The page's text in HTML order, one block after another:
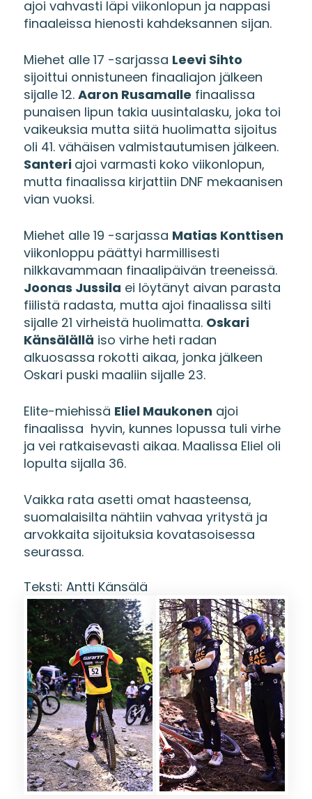
ajoi vahvasti läpi viikonlopun ja nappasi
finaaleissa hienosti kahdeksannen sijan.
Miehet alle 17 -sarjassa Leevi Sihto
sijoittui onnistuneen finaaliajon jälkeen
sijalle 12. Aaron Rusamalle finaalissa
punaisen lipun takia uusintalasku, joka toi
vaikeuksia mutta siitä huolimatta sijoitus
oli 41. vähäisen valmistautumisen jälkeen.
Santeri ajoi varmasti koko viikonlopun,
mutta finaalissa kirjattiin DNF mekaanisen
vian vuoksi.
Miehet alle 19 -sarjassa Matias Konttisen
viikonloppu päättyi harmillisesti
nilkkavammaan finaalipäivän treeneissä.
Joonas Jussila ei löytänyt aivan parasta
fiilistä radasta, mutta ajoi finaalissa silti
sijalle 21 virheistä huolimatta. Oskari
Känsälällä iso virhe heti radan
alkuosassa rokotti aikaa, jonka jälkeen
Oskari puski maaliin sijalle 23.
Elite-miehissä Eliel Maukonen ajoi
finaalissa hyvin, kunnes lopussa tuli virhe
ja vei ratkaisevasti aikaa. Maalissa Eliel oli
lopulta sijalla 36.
Vaikka rata asetti omat haasteensa,
suomalaisilta nähtiin vahvaa yritystä ja
arvokkaita sijoituksia kovatasoisessa
seurassa.
Teksti: Antti Känsälä